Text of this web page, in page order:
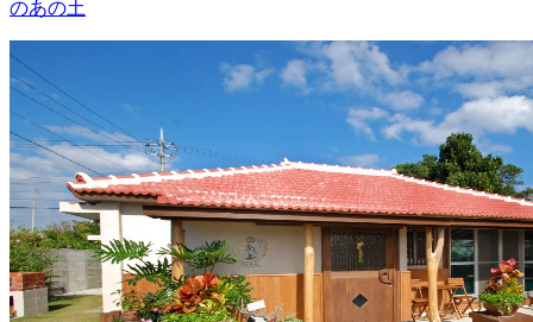
のあの土